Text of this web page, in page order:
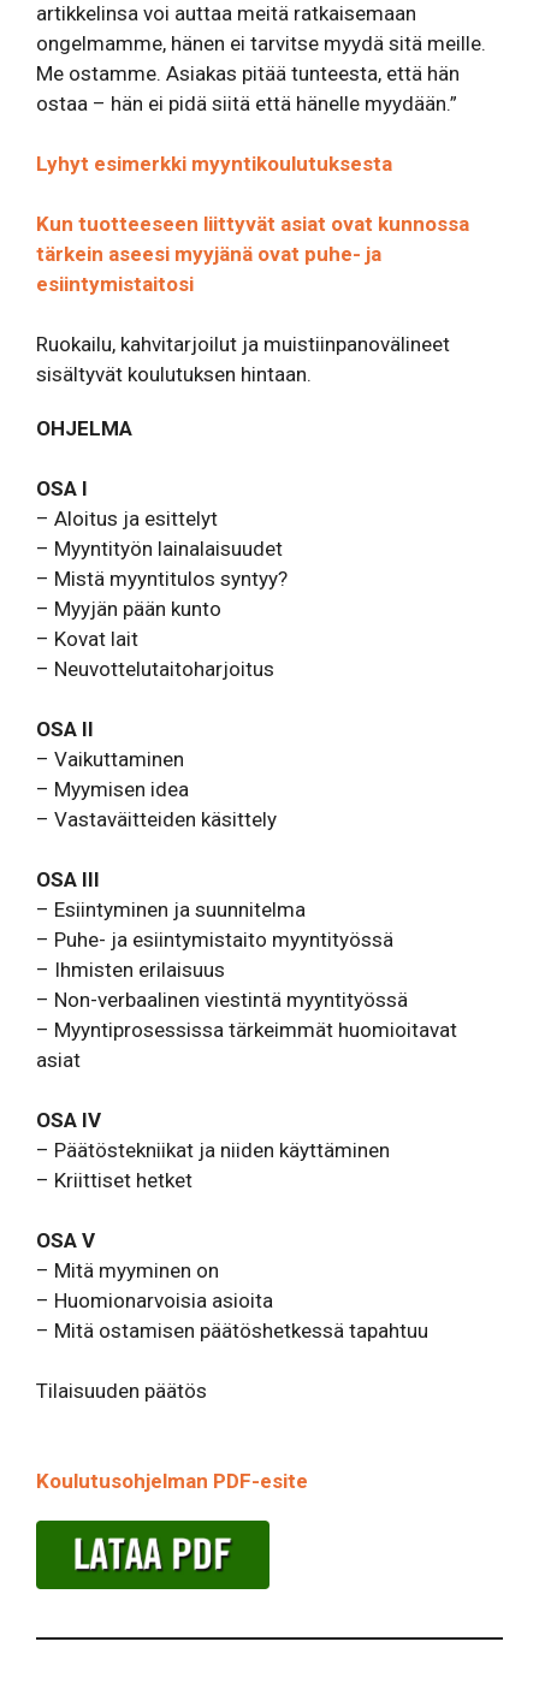
artikkelinsa voi auttaa meitä ratkaisemaan
ongelmamme, hänen ei tarvitse myydä sitä meille.
Me ostamme. Asiakas pitää tunteesta, että hän
ostaa – hän ei pidä siitä että hänelle myydään.”
Lyhyt esimerkki myyntikoulutuksesta
Kun tuotteeseen liittyvät asiat ovat kunnossa
tärkein aseesi myyjänä ovat puhe- ja
esiintymistaitosi
Ruokailu, kahvitarjoilut ja muistiinpanovälineet
sisältyvät koulutuksen hintaan.
OHJELMA
OSA I
– Aloitus ja esittelyt
– Myyntityön lainalaisuudet
– Mistä myyntitulos syntyy?
– Myyjän pään kunto
– Kovat lait
– Neuvottelutaitoharjoitus
OSA II
– Vaikuttaminen
– Myymisen idea
– Vastaväitteiden käsittely
OSA III
– Esiintyminen ja suunnitelma
– Puhe- ja esiintymistaito myyntityössä
– Ihmisten erilaisuus
– Non-verbaalinen viestintä myyntityössä
– Myyntiprosessissa tärkeimmät huomioitavat
asiat
OSA IV
– Päätöstekniikat ja niiden käyttäminen
– Kriittiset hetket
OSA V
– Mitä myyminen on
– Huomionarvoisia asioita
– Mitä ostamisen päätöshetkessä tapahtuu
Tilaisuuden päätös
Koulutusohjelman PDF-esite